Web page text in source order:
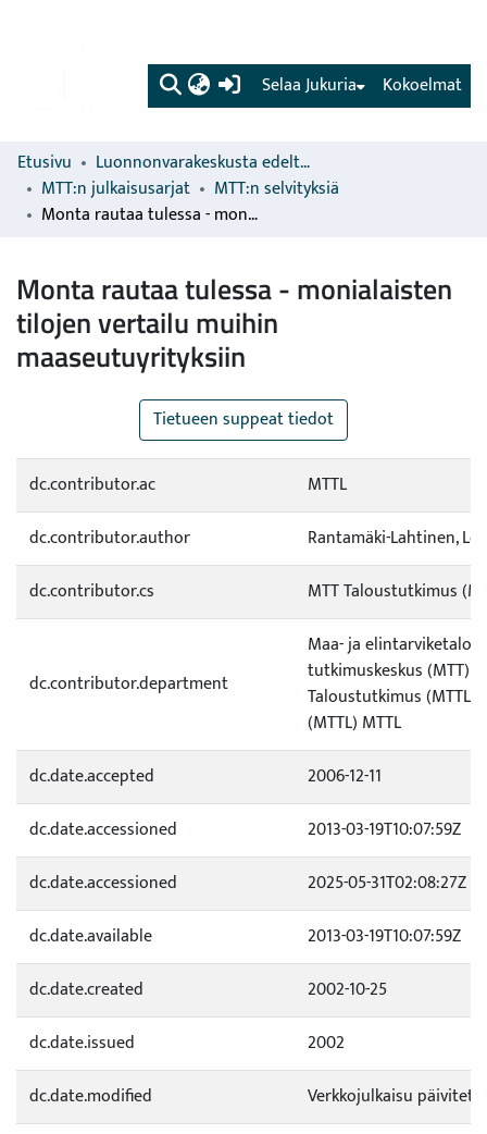
(current) Kokoelmat
Selaa Jukuria
Etusivu
Luonnonvarakeskusta edeltävien organisaatioiden sarjat
MTT:n julkaisusarjat
MTT:n selvityksiä
Monta rautaa tulessa - monialaisten tilojen vertailu muihin maaseutuyrityksiin
Monta rautaa tulessa - monialaisten
tilojen vertailu muihin
maaseutuyrityksiin
Tietueen suppeat tiedot
dc.contributor.ac
MTTL
dc.contributor.author
Rantamäki-Lahtinen,
dc.contributor.cs
MTT Taloustutkimus
dc.contributor.department
Maa- ja
tutkimuskeskus (MTT) /
Taloustutkimus
(MTTL) MTTL
dc.date.accepted
2006-12-11
dc.date.accessioned
2013-03-19T10:07:59Z
dc.date.accessioned
2025-05-31T02:08:27Z
dc.date.available
2013-03-19T10:07:59Z
dc.date.created
2002-10-25
dc.date.issued
2002
dc.date.modified
Verkkojulkaisu